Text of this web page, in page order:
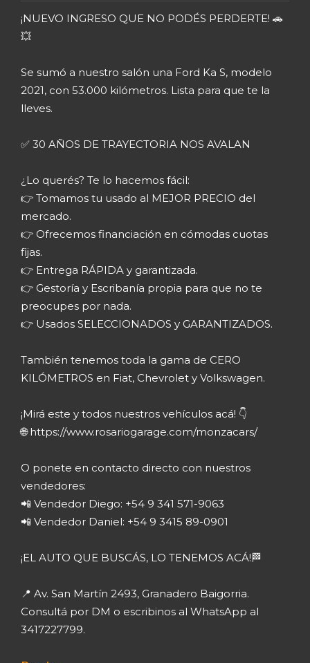
¡NUEVO INGRESO QUE NO PODÉS PERDERTE! 🚗
💥
Se sumó a nuestro salón una Ford Ka S, modelo
2021, con 53.000 kilómetros. Lista para que te la
lleves.
✅ 30 AÑOS DE TRAYECTORIA NOS AVALAN
¿Lo querés? Te lo hacemos fácil:
👉 Tomamos tu usado al MEJOR PRECIO del
mercado.
👉 Ofrecemos financiación en cómodas cuotas
fijas.
👉 Entrega RÁPIDA y garantizada.
👉 Gestoría y Escribanía propia para que no te
preocupes por nada.
👉 Usados SELECCIONADOS y GARANTIZADOS.
También tenemos toda la gama de CERO
KILÓMETROS en Fiat, Chevrolet y Volkswagen.
¡Mirá este y todos nuestros vehículos acá! 👇
🌐 https://www.rosariogarage.com/monzacars/
O ponete en contacto directo con nuestros
vendedores:
📲 Vendedor Diego: +54 9 341 571-9063
📲 Vendedor Daniel: +54 9 3415 89-0901
¡EL AUTO QUE BUSCÁS, LO TENEMOS ACÁ!🏁
📍 Av. San Martín 2493, Granadero Baigorria.
Consultá por DM o escribinos al WhatsApp al
3417227799.